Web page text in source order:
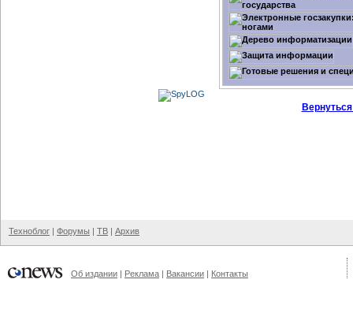
Техноблог | Форумы | ТВ | Архив
Об издании | Реклама | Вакансии | Контакты